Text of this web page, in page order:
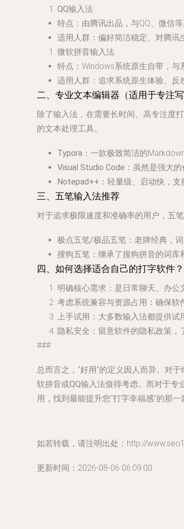
QQ输入法
特点 ：由腾讯出品，与QQ、微信
适用人群 ：偏好简洁稳定、对腾讯
微软拼音输入法
特点 ：Windows系统原生自带，
适用人群 ：追求系统原生体验、
二、专业文本编辑器（适用于专注写
除了输入法，在需要长时间、高专注度
的文本处理工具。
Typora ：一款极致简洁的
Visual Studio Code ：虽然是强大
Notepad++ ：轻量级、启动快，
三、五笔输入法推荐
对于追求极限速度和准确率的用户，五笔
极点五笔/极品五笔 ：老牌经典，
搜狗五笔 ：继承了搜狗拼音的词
四、如何选择适合自己的打字软件？
明确核心需求 ：是日常聊天、办
考虑系统兼容与资源占用 ：确保
上手试用 ：大多数输入法都提供
隐私安全 ：留意软件的隐私政策，
###
总而言之，“好用”的定义因人而异。对于
软拼音或QQ输入法值得考虑。而对于专
用，找到最能提升您“打字幸福感”的那一
如若转载，请注明出处：http://
更新时间：2026-08-06 06:09:00